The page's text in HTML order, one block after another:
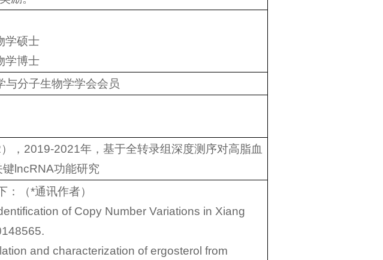
学硕士
学博士
与分子生物学学会会员
，2019-2021年，基于全转录组深度测序对高脂血
lncRNA功能研究
（*通讯作者）
of Copy Number Variations in Xiang
and characterization of ergosterol from